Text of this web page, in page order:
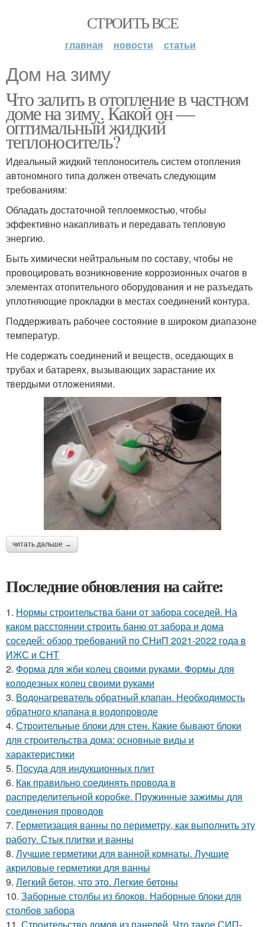
СТРОИТЬ ВСЕ
главная новости статьи
Дом на зиму
Что залить в отопление в частном
доме на зиму. Какой он —
оптимальный жидкий
теплоноситель?
Идеальный жидкий теплоноситель систем отопления
автономного типа должен отвечать следующим
требованиям:
Обладать достаточной теплоемкостью, чтобы
эффективно накапливать и передавать тепловую
энергию.
Быть химически нейтральным по составу, чтобы не
провоцировать возникновение коррозионных очагов в
элементах отопительного оборудования и не разъедать
уплотняющие прокладки в местах соединений контура.
Поддерживать рабочее состояние в широком диапазоне
температур.
Не содержать соединений и веществ, оседающих в
трубах и батареях, вызывающих зарастание их
твердыми отложениями.
читать дальше →
Последние обновления на сайте:
1. Нормы строительства бани от забора соседей. На
каком расстоянии строить баню от забора и дома
соседей: обзор требований по СНиП 2021-2022 года в
ИЖС и СНТ
2. Форма для жби колец своими руками. Формы для
колодезных колец своими руками
3. Водонагреватель обратный клапан. Необходимость
обратного клапана в водопроводе
4. Строительные блоки для стен. Какие бывают блоки
для строительства дома: основные виды и
характеристики
5. Посуда для индукционных плит
6. Как правильно соединять провода в
распределительной коробке. Пружинные зажимы для
соединения проводов
7. Герметизация ванны по периметру, как выполнить эту
работу. Стык плитки и ванны
8. Лучшие герметики для ванной комнаты. Лучшие
акриловые герметики для ванны
9. Легкий бетон, что это. Легкие бетоны
10. Заборные столбы из блоков. Наборные блоки для
столбов забора